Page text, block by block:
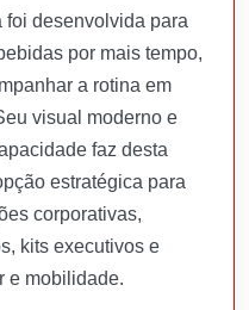
foi desenvolvida para
por mais tempo,
a rotina em
visual moderno e
faz desta
estratégica para
corporativas,
kits executivos e
e mobilidade.